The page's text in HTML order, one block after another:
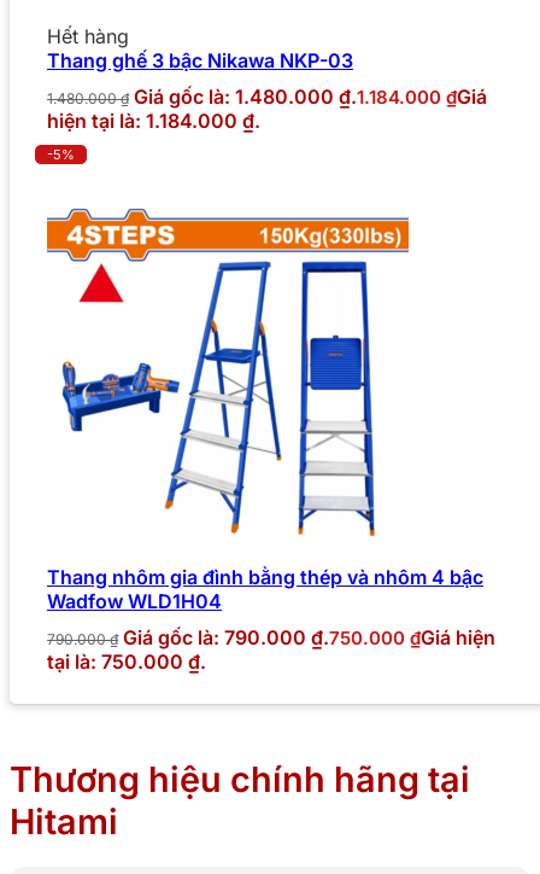
Hết hàng
Thang ghế 3 bậc Nikawa NKP-03
1.480.000₫ Giá gốc là: 1.480.000 ₫.1.184.000 ₫Giá
hiện tại là: 1.184.000 ₫.
-5%
Thang nhôm gia đình bằng thép và nhôm 4 bậc
Wadfow WLD1H04
790.000₫ Giá gốc là: 790.000 ₫.750.000 ₫Giá hiện
tại là: 750.000 ₫.
Thương hiệu chính hãng tại
Hitami